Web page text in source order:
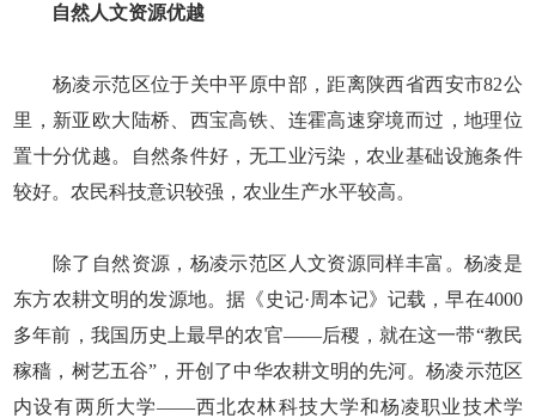
自然人文资源优越
杨凌示范区位于关中平原中部，距离陕西省西安市82公
里，新亚欧大陆桥、西宝高铁、连霍高速穿境而过，地理位
置十分优越。自然条件好，无工业污染，农业基础设施条件
较好。农民科技意识较强，农业生产水平较高。
除了自然资源，杨凌示范区人文资源同样丰富。杨凌是
东方农耕文明的发源地。据《史记·周本记》记载，早在4000
多年前，我国历史上最早的农官——后稷，就在这一带“教民
稼穑，树艺五谷”，开创了中华农耕文明的先河。杨凌示范区
内设有两所大学——西北农林科技大学和杨凌职业技术学